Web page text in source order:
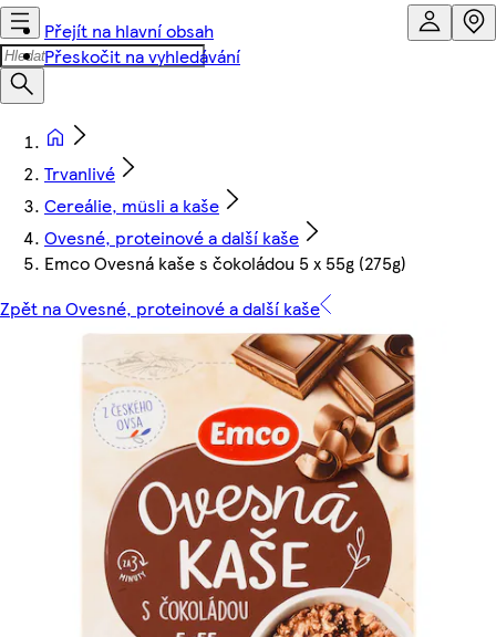
Přejít na hlavní obsah
Přeskočit na vyhledávání
Trvanlivé
Cereálie, müsli a kaše
Ovesné, proteinové a další kaše
Emco Ovesná kaše s čokoládou 5 x 55g (275g)
Zpět na Ovesné, proteinové a další kaše